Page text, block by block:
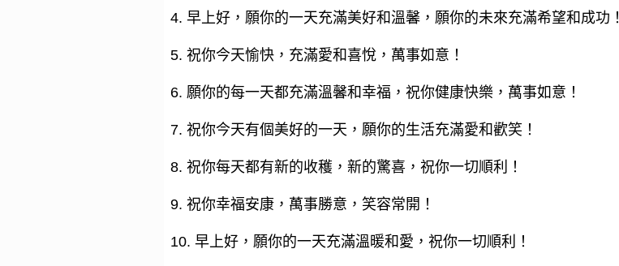
4. 早上好，願你的一天充滿美好和溫馨，願你的未來充滿希望和成功！
5. 祝你今天愉快，充滿愛和喜悅，萬事如意！
6. 願你的每一天都充滿溫馨和幸福，祝你健康快樂，萬事如意！
7. 祝你今天有個美好的一天，願你的生活充滿愛和歡笑！
8. 祝你每天都有新的收穫，新的驚喜，祝你一切順利！
9. 祝你幸福安康，萬事勝意，笑容常開！
10. 早上好，願你的一天充滿溫暖和愛，祝你一切順利！